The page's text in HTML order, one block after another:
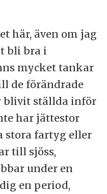
här, även om jag
bli bra i
mycket tankar
de förändrade
blivit ställda inför
har jättestor
stora fartyg eller
till sjöss,
under en
en period,